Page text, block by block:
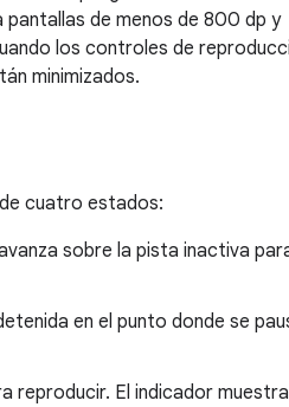
pantallas de menos de 800 dp y
los controles de
minimizados.
cuatro estados:
sobre la pista inactiva
en el punto donde se
reproducir. El indicador